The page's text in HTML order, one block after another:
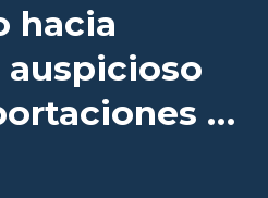
hacia
auspicioso
de